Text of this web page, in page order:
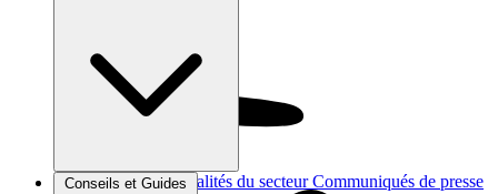
Brèves et actus Actualités du secteur Communiqués de presse
Conseils et Guides